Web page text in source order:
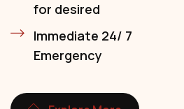
for desired
Immediate 24/ 7
Emergency